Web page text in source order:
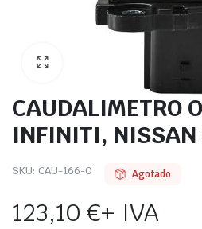
CAUDALIMETRO
INFINITI,
SKU: CAU-166-O Agotado
123,10€+ IVA